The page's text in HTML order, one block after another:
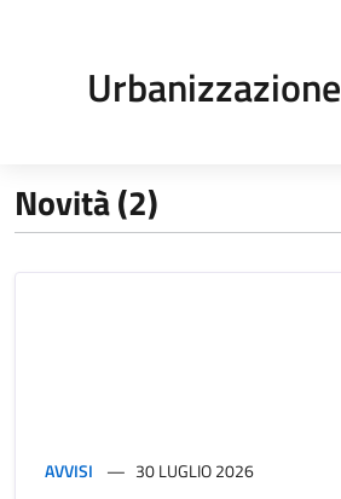
Urbanizzazione
Novità (2)
AVVISI 30 LUGLIO 2026